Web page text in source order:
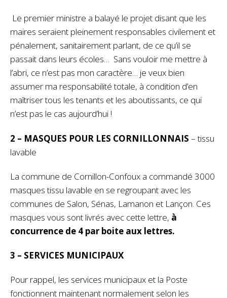
Le premier ministre a balayé le projet disant que les
maires seraient pleinement responsables civilement et
pénalement, sanitairement parlant, de ce qu’il se
passait dans leurs écoles… Sans vouloir me mettre à
l’abri, ce n’est pas mon caractère… je veux bien
assumer ma responsabilité totale, à condition d’en
maîtriser tous les tenants et les aboutissants, ce qui
n’est pas le cas aujourd’hui !
2 – MASQUES POUR LES CORNILLONNAIS – tissu
lavable
La commune de Cornillon-Confoux a commandé 3000
masques tissu lavable en se regroupant avec les
communes de Salon, Sénas, Lamanon et Lançon. Ces
masques vous sont livrés avec cette lettre, à
concurrence de 4 par boite aux lettres.
3 – SERVICES MUNICIPAUX
Pour rappel, les services municipaux et la Poste
fonctionnent maintenant normalement selon les